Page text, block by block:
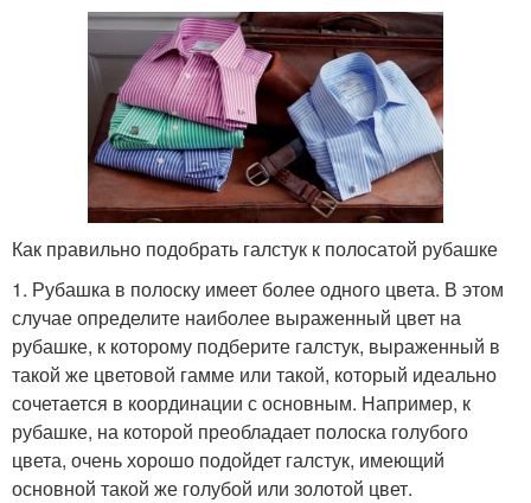
Как правильно подобрать галстук к полосатой рубашке
1. Рубашка в полоску имеет более одного цвета. В этом
случае определите наиболее выраженный цвет на
рубашке, к которому подберите галстук, выраженный в
такой же цветовой гамме или такой, который идеально
сочетается в координации с основным. Например, к
рубашке, на которой преобладает полоска голубого
цвета, очень хорошо подойдет галстук, имеющий
основной такой же голубой или золотой цвет.